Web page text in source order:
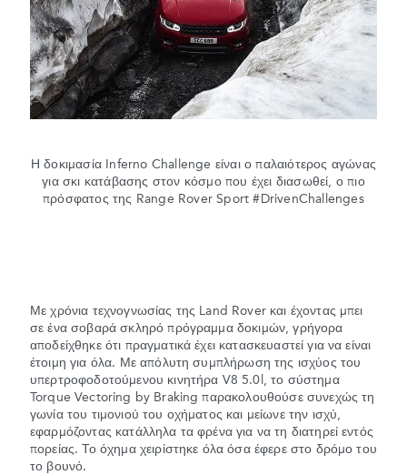
Η δοκιμασία Inferno Challenge είναι ο παλαιότερος αγώνας
για σκι κατάβασης στον κόσμο που έχει διασωθεί, ο πιο
πρόσφατος της Range Rover Sport #DrivenChallenges
Με χρόνια τεχνογνωσίας της Land Rover και έχοντας μπει
σε ένα σοβαρά σκληρό πρόγραμμα δοκιμών, γρήγορα
αποδείχθηκε ότι πραγματικά έχει κατασκευαστεί για να είναι
έτοιμη για όλα. Με απόλυτη συμπλήρωση της ισχύος του
υπερτροφοδοτούμενου κινητήρα V8 5.0l, το σύστημα
Torque Vectoring by Braking παρακολουθούσε συνεχώς τη
γωνία του τιμονιού του οχήματος και μείωνε την ισχύ,
εφαρμόζοντας κατάλληλα τα φρένα για να τη διατηρεί εντός
πορείας. Το όχημα χειρίστηκε όλα όσα έφερε στο δρόμο του
το βουνό.